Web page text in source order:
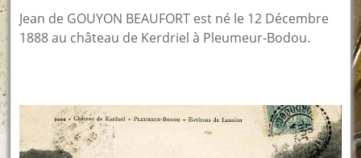
Jean de GOUYON BEAUFORT est né le 12 Décembre
1888 au château de Kerdriel à Pleumeur-Bodou.